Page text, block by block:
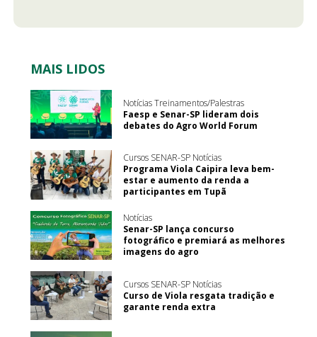
MAIS LIDOS
Notícias Treinamentos/Palestras
Faesp e Senar-SP lideram dois
debates do Agro World Forum
Cursos SENAR-SP Notícias
Programa Viola Caipira leva bem-
estar e aumento da renda a
participantes em Tupã
Notícias
Senar-SP lança concurso
fotográfico e premiará as melhores
imagens do agro
Cursos SENAR-SP Notícias
Curso de Viola resgata tradição e
garante renda extra